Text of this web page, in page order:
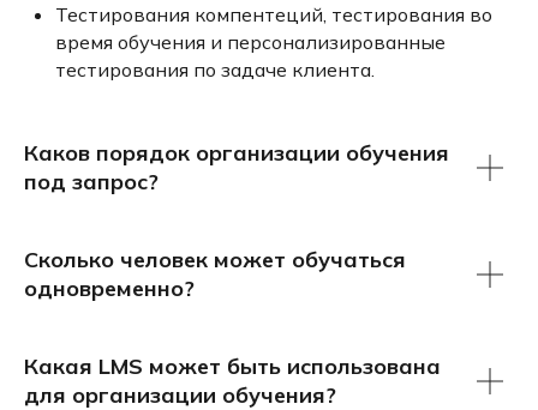
Тестирования компентеций, тестирования во
время обучения и персонализированные
тестирования по задаче клиента.
Каков порядок организации обучения
под запрос?
Сколько человек может обучаться
одновременно?
Какая LMS может быть использована
для организации обучения?